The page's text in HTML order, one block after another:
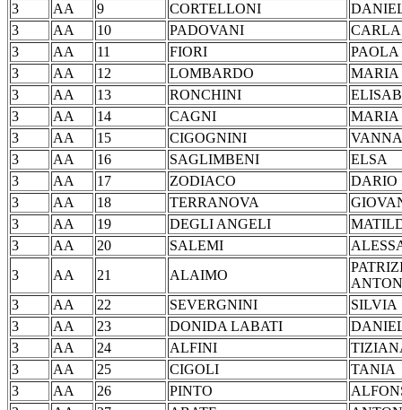
3
AA 9 CORTELLONI
3
AA 10 PADOVANI
3
AA 11 FIORI
3
AA 12 LOMBARDO
3
AA 13 RONCHINI
3
AA 14 CAGNI
3
AA 15 CIGOGNINI
3
AA 16 SAGLIMBENI
3
AA 17 ZODIACO
3
AA 18 TERRANOVA
3
AA 19 DEGLI ANGELI
3
AA 20 SALEMI
3
AA 21 ALAIMO
3
AA 22 SEVERGNINI
3
AA 23 DONIDA LABATI
3
AA 24 ALFINI
3
AA 25 CIGOLI
3
AA 26 PINTO